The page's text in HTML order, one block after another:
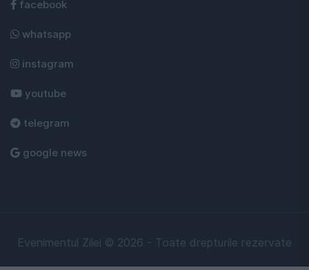
facebook
whatsapp
instagram
youtube
telegram
google news
Evenimentul Zilei © 2026 - Toate drepturile rezervate